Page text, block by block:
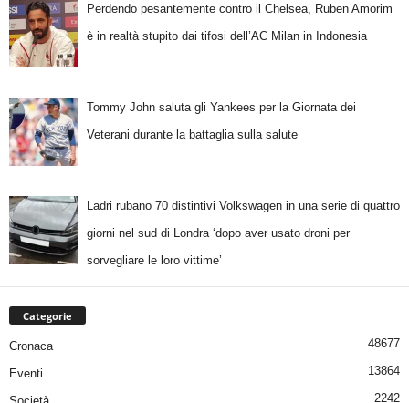
Perdendo pesantemente contro il Chelsea, Ruben Amorim
è in realtà stupito dai tifosi dell’AC Milan in Indonesia
Tommy John saluta gli Yankees per la Giornata dei
Veterani durante la battaglia sulla salute
Ladri rubano 70 distintivi Volkswagen in una serie di quattro
giorni nel sud di Londra ‘dopo aver usato droni per
sorvegliare le loro vittime’
Categorie
Cronaca 48677
Eventi 13864
2242